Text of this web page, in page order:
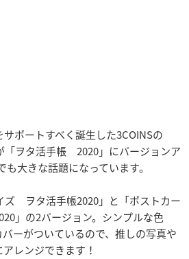
ポートすべく誕生した3COINSの
「ヲタ活手帳 2020」にバージョンア
大きな話題になっています。
ズ ヲタ活手帳2020」と「ポストカー
」の2バージョン。シンプルな色
ーがついているので、推しの写真や
レンジできます！